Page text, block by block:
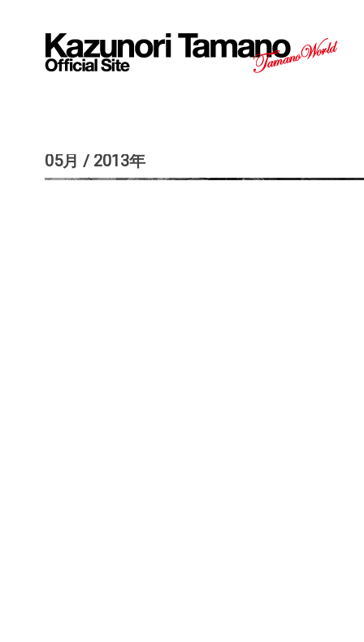
05月 / 2013年